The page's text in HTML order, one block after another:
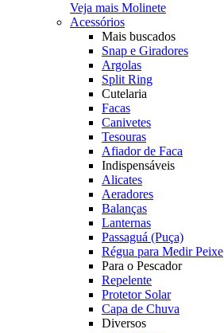
Veja mais Molinete
Acessórios
Mais buscados
Snap e Giradores
Argolas
Split Ring
Cutelaria
Facas
Canivetes
Tesouras
Afiador de Faca
Indispensáveis
Alicates
Aeradores
Balanças
Lanternas
Passaguá (Puça)
Régua para Medir Peixe
Para o Pescador
Repelente
Protetor Solar
Capa de Chuva
Diversos